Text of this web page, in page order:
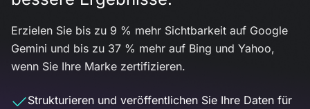
Erzielen Sie bis zu 9 % mehr Sichtbarkeit auf Google
Gemini und bis zu 37 % mehr auf Bing und Yahoo,
wenn Sie Ihre Marke zertifizieren.
Strukturieren und veröffentlichen Sie Ihre Daten für